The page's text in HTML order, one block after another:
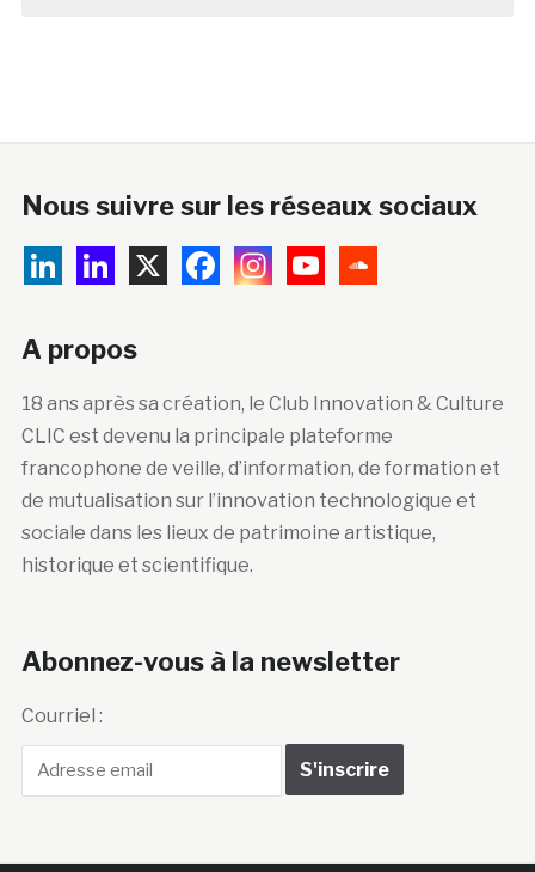
Nous suivre sur les réseaux sociaux
A propos
18 ans après sa création, le Club Innovation & Culture
CLIC est devenu la principale plateforme
francophone de veille, d’information, de formation et
de mutualisation sur l’innovation technologique et
sociale dans les lieux de patrimoine artistique,
historique et scientifique.
Abonnez-vous à la newsletter
Courriel :